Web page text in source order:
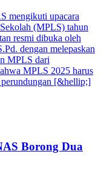
mengikuti upacara
(MPLS) tahun
resmi dibuka oleh
dengan melepaskan
MPLS dari
MPLS 2025 harus
[&hellip;]
Borong Dua